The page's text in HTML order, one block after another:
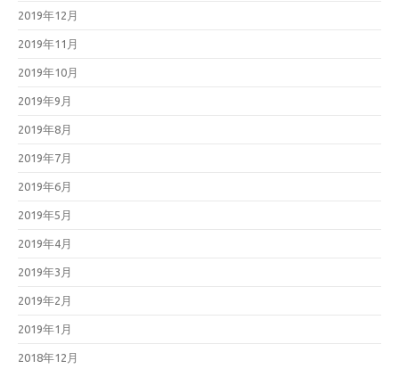
2019年12月
2019年11月
2019年10月
2019年9月
2019年8月
2019年7月
2019年6月
2019年5月
2019年4月
2019年3月
2019年2月
2019年1月
2018年12月